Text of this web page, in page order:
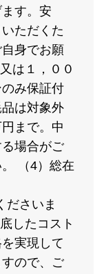
す。安
ただくた
身でお願
は１，００
み保証付
は対象外
まで。中
場合がご
（4）総在
ださいま
したコスト
実現して
ので、ご